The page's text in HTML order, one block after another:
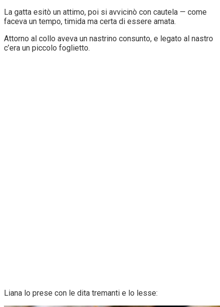
La gatta esitò un attimo, poi si avvicinò con cautela — come
faceva un tempo, timida ma certa di essere amata.
Attorno al collo aveva un nastrino consunto, e legato al nastro
c’era un piccolo foglietto.
Liana lo prese con le dita tremanti e lo lesse: